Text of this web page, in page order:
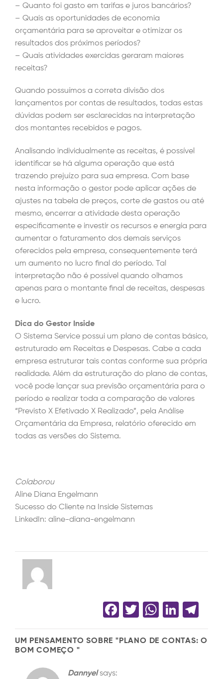
– Quanto foi gasto em tarifas e juros bancários?
– Quais as oportunidades de economia
orçamentária para se aproveitar e otimizar os
resultados dos próximos períodos?
– Quais atividades exercidas geraram maiores
receitas?
Quando possuímos a correta divisão dos
lançamentos por contas de resultados, todas estas
dúvidas podem ser esclarecidas na interpretação
dos montantes recebidos e pagos.
Analisando individualmente as receitas, é possível
identificar se há alguma operação que está
trazendo prejuízo para sua empresa. Com base
nesta informação o gestor pode aplicar ações de
ajustes na tabela de preços, corte de gastos ou até
mesmo, encerrar a atividade desta operação
especificamente e investir os recursos e energia para
aumentar o faturamento dos demais serviços
oferecidos pela empresa, consequentemente terá
um aumento no lucro final do período. Tal
interpretação não é possível quando olhamos
apenas para o montante final de receitas, despesas
e lucro.
Dica do Gestor Inside
O Sistema Service possui um plano de contas básico,
estruturado em Receitas e Despesas. Cabe a cada
empresa estruturar tais contas conforme sua própria
realidade. Além da estruturação do plano de contas,
você pode lançar sua previsão orçamentária para o
período e realizar toda a comparação de valores
“Previsto X Efetivado X Realizado”, pela Análise
Orçamentária da Empresa, relatório oferecido em
todas as versões do Sistema.
Colaborou
Aline Diana Engelmann
Sucesso do Cliente na Inside Sistemas
LinkedIn: aline-diana-engelmann
Facebook
Twitter
UM PENSAMENTO SOBRE "PLANO DE CONTAS: O
BOM COMEÇO "
Dannyel says: